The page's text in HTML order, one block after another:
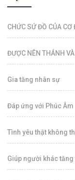
CHỨC SỨ ĐỒ CỦA CƠ
ĐƯỢC NÊN THÁNH
Gia tăng nhân sự
Đáp ứng với Phúc Âm
Tình yêu thật không
Giúp người khác